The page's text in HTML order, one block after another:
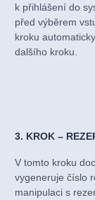
k přihlášení do
před výběrem
kroku
dalšího kroku.
3. KROK –
V tomto kroku
vygeneruje číslo
manipulaci s